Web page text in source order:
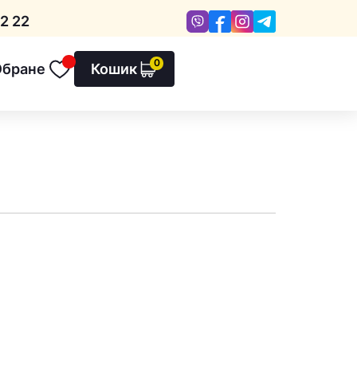
22 ViberFacebookInstagram
Кошик 0